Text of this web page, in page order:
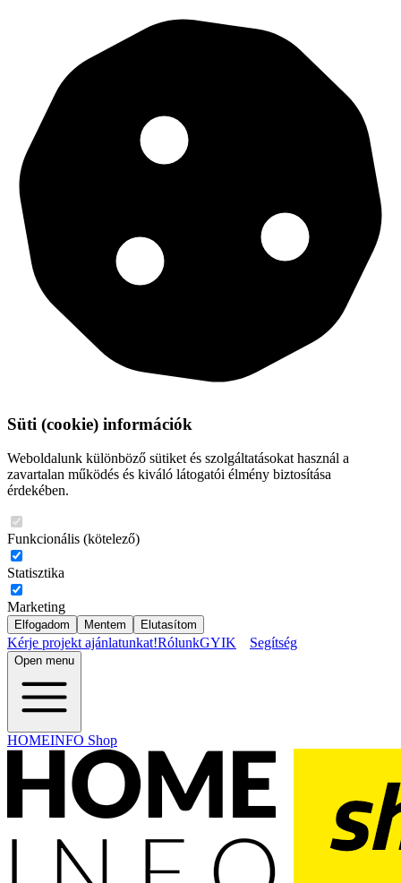
Süti (cookie) információk
Weboldalunk különböző sütiket és szolgáltatásokat használ a
zavartalan működés és kiváló látogatói élmény biztosítása
érdekében.
Funkcionális (kötelező)
Statisztika
Marketing
Elfogadom Mentem Elutasítom
Kérje projekt ajánlatunkat!RólunkGYIK Segítség
Open menu
HOMEINFO Shop